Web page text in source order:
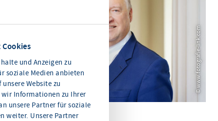
und Anzeigen zu
soziale Medien anbieten
Website zu
Informationen zu Ihrer
unsere Partner für soziale
weiter. Unsere Partner
© www.fotografie-link.com
© www.fotografie-link.com